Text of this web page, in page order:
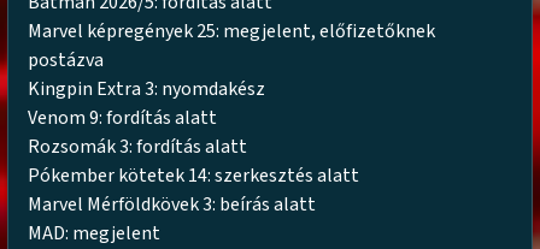
Marvel képregények 25: megjelent, előfizetőknek
postázva
Kingpin Extra 3: nyomdakész
Venom 9: fordítás alatt
Rozsomák 3: fordítás alatt
Pókember kötetek 14: szerkesztés alatt
Marvel Mérföldkövek 3: beírás alatt
MAD: megjelent